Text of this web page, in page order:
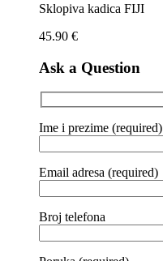
Sklopiva kadica FIJI
45.90 €
Ask a Question
Ime i prezime (required)
Email adresa (required)
Broj telefona